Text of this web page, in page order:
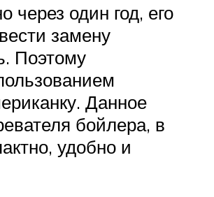
через один год, его
замену
Поэтому
Данное
бойлера, в
удобно и